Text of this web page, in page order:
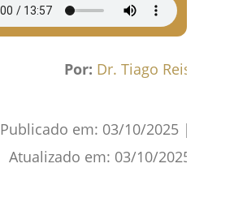
Por: Dr. Tiago Reis
Publicado em: 03/10/2025 |
Atualizado em: 03/10/2025